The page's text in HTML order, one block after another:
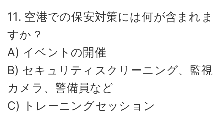
11. 空港での保安対策には何が含まれま
すか？
A) イベントの開催
B) セキュリティスクリーニング、監視
カメラ、警備員など
C) トレーニングセッション